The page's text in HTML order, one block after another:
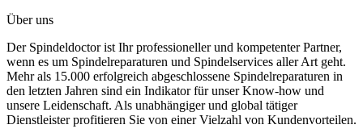
Über uns
Der Spindeldoctor ist Ihr professioneller und kompetenter Partner,
wenn es um Spindelreparaturen und Spindelservices aller Art geht.
Mehr als 15.000 erfolgreich abgeschlossene Spindelreparaturen in
den letzten Jahren sind ein Indikator für unser Know-how und
unsere Leidenschaft. Als unabhängiger und global tätiger
Dienstleister profitieren Sie von einer Vielzahl von Kundenvorteilen.